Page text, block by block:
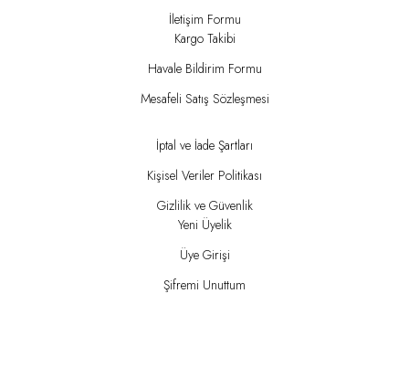
İletişim Formu
Kargo Takibi
Havale Bildirim Formu
Mesafeli Satış Sözleşmesi
İptal ve İade Şartları
Kişisel Veriler Politikası
Gizlilik ve Güvenlik
Yeni Üyelik
Üye Girişi
Şifremi Unuttum